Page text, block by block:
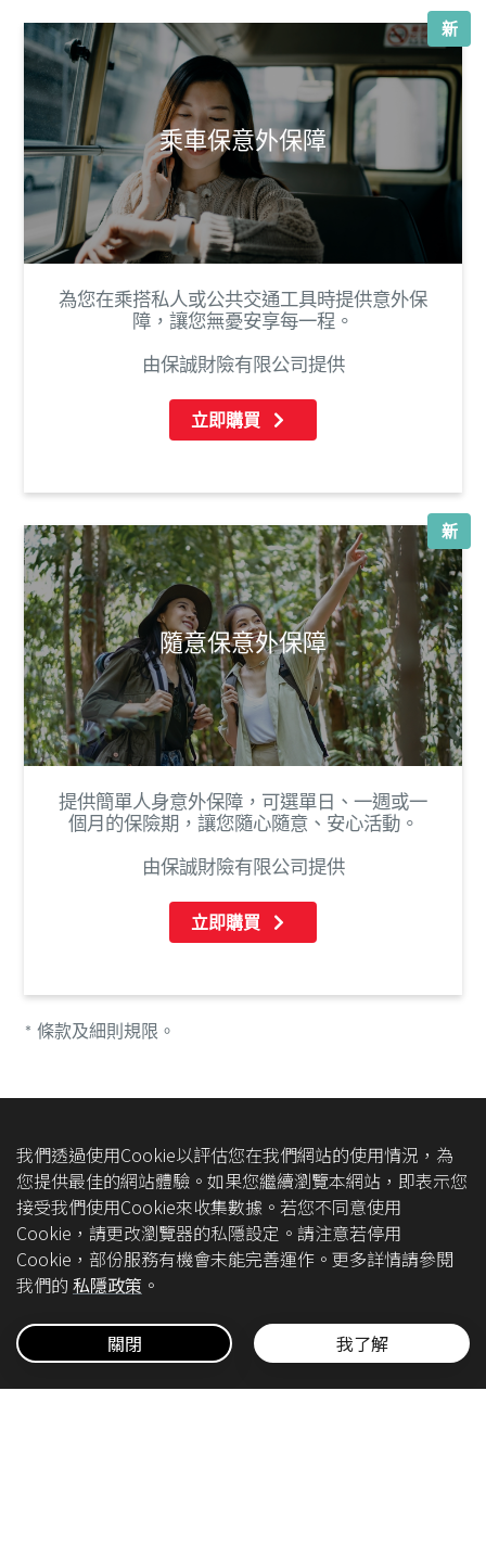
乘車保意外保障
新
為您在乘搭私人或公共交通工具時提供意外保
障，讓您無憂安享每一程。
由保誠財險有限公司提供
立即購買
隨意保意外保障
新
提供簡單人身意外保障，可選單日、一週或一
個月的保險期，讓您隨心隨意、安心活動。
由保誠財險有限公司提供
立即購買
* 條款及細則規限。
我們透過使用Cookie以評估您在我們網站的使用情況，為
您提供最佳的網站體驗。如果您繼續瀏覽本網站，即表示您
接受我們使用Cookie來收集數據。若您不同意使用
Cookie，請更改瀏覽器的私隱設定。請注意若停用
Cookie，部份服務有機會未能完善運作。更多詳情請參閱
我們的 私隱政策 。
關閉 我了解